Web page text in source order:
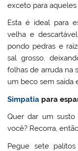
exceto para
Esta é ideal para
velha e
pondo pedras e
sal grosso,
folhas de arruda na
um beco sem saída
Simpatia para
Quer dar um
você? Recorra,
Pegue sete